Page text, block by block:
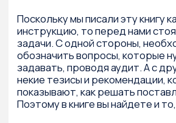
применить этот опыт, тем более что
по большей части он зарубежный?
В последнее время стали появляться труды
российских специалистов. Отдаю им должное,
некоторые из них потрясают своей простотой
и доступностью. Однако я не встречал книг,
написанных по принципу «сделал — получил
результат», где раскрывалась бы суть
проекта, прослеживался бы весь путь от его
начала до логического завершения. Мне
всегда было интересно, как та или иная
компания добивается результата, во что это